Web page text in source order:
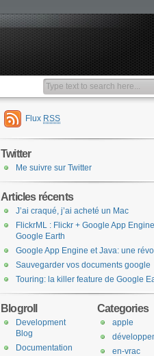
Flux RSS
Twitter
Me suivre sur Twitter
Articles récents
J’ai craqué, j’ai acheté un Mac
FlickrML : Flickr + Google App
Google Earth
Google App Engine et Java: une
Sauvegarder vos documents google
Touring: la killer feature de Google
Categories
apple
en-vrac
Blogroll
Development
Blog
Documentation